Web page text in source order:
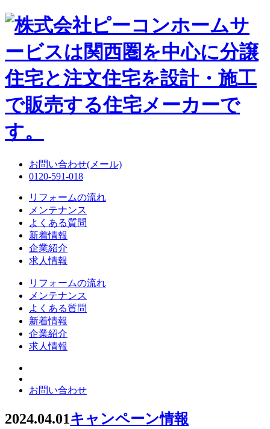
お問い合わせ(メール)
0120-591-018
リフォームの流れ
メンテナンス
よくある質問
新着情報
企業紹介
求人情報
リフォームの流れ
メンテナンス
よくある質問
新着情報
企業紹介
求人情報
お問い合わせ
2024.04.01キャンペーン情報